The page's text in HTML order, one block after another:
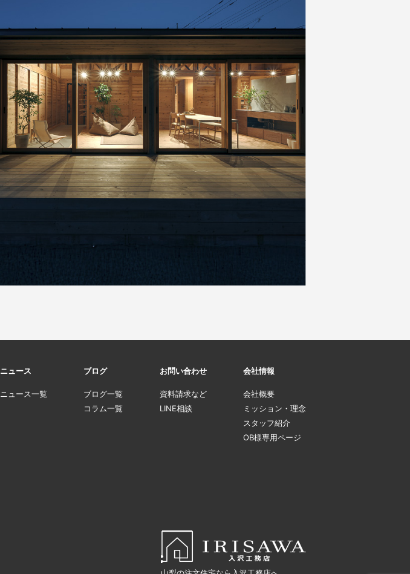
ニュース
ニュース一覧
ブログ
ブログ一覧
コラム一覧
お問い合わせ
資料請求など
LINE相談
会社情報
会社概要
ミッション・理念
スタッフ紹介
OB様専用ページ